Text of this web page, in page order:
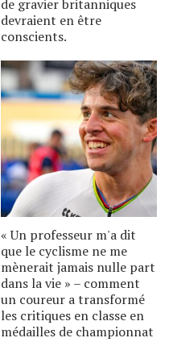
de gravier britanniques
devraient en être
conscients.
« Un professeur m'a dit
que le cyclisme ne me
mènerait jamais nulle part
dans la vie » – comment
un coureur a transformé
les critiques en classe en
médailles de championnat